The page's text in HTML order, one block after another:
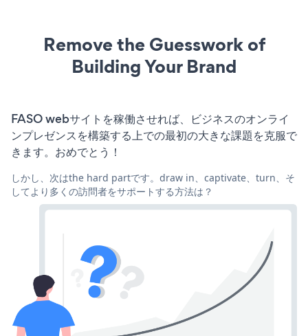
Remove the Guesswork of
Building Your Brand
FASO webサイトを稼働させれば、ビジネスのオンライ
ンプレゼンスを構築する上での最初の大きな課題を克服で
きます。おめでとう！
しかし、次はthe hard partです。draw in、captivate、turn、そ
してより多くの訪問者をサポートする方法は？